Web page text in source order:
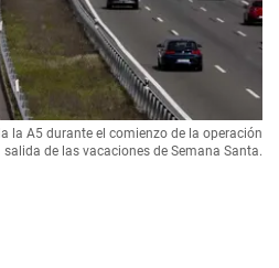
la A5 durante el comienzo de la operación
salida de las vacaciones de Semana Santa.